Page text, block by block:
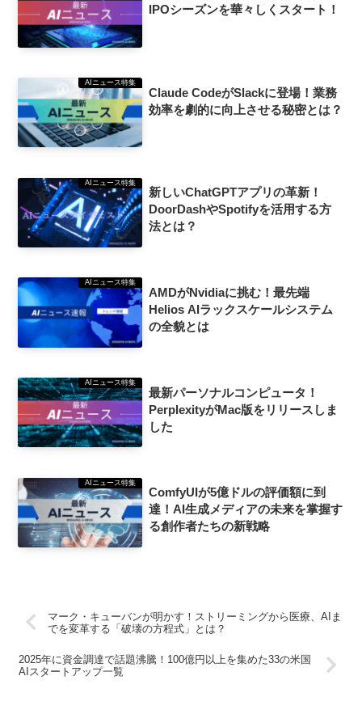
IPOシーズンを華々しくスタート！
AIニュース特集
Claude CodeがSlackに登場！業務
効率を劇的に向上させる秘密とは？
AIニュース特集
新しいChatGPTアプリの革新！
DoorDashやSpotifyを活用する方
法とは？
AIニュース特集
AMDがNvidiaに挑む！最先端
Helios AIラックスケールシステム
の全貌とは
AIニュース特集
最新パーソナルコンピュータ！
PerplexityがMac版をリリースしま
した
AIニュース特集
ComfyUIが5億ドルの評価額に到
達！AI生成メディアの未来を掌握す
る創作者たちの新戦略
マーク・キューバンが明かす！ストリーミングから医療、AIま
でを変革する「破壊の方程式」とは？
2025年に資金調達で話題沸騰！100億円以上を集めた33の米国
AIスタートアップ一覧